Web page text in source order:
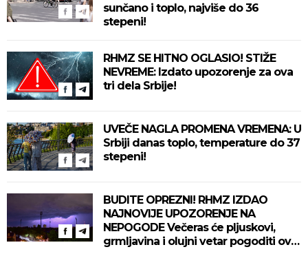
sunčano i toplo, najviše do 36
stepeni!
RHMZ SE HITNO OGLASIO! STIŽE
NEVREME: Izdato upozorenje za ova
tri dela Srbije!
UVEČE NAGLA PROMENA VREMENA: U
Srbiji danas toplo, temperature do 37
stepeni!
BUDITE OPREZNI! RHMZ IZDAO
NAJNOVIJE UPOZORENJE NA
NEPOGODE Večeras će pljuskovi,
grmljavina i olujni vetar pogoditi ove